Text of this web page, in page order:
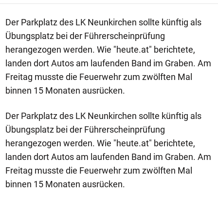
Der Parkplatz des LK Neunkirchen sollte künftig als
Übungsplatz bei der Führerscheinprüfung
herangezogen werden. Wie "heute.at" berichtete,
landen dort Autos am laufenden Band im Graben. Am
Freitag musste die Feuerwehr zum zwölften Mal
binnen 15 Monaten ausrücken.
Der Parkplatz des LK Neunkirchen sollte künftig als
Übungsplatz bei der Führerscheinprüfung
herangezogen werden. Wie "heute.at" berichtete,
landen dort Autos am laufenden Band im Graben. Am
Freitag musste die Feuerwehr zum zwölften Mal
binnen 15 Monaten ausrücken.